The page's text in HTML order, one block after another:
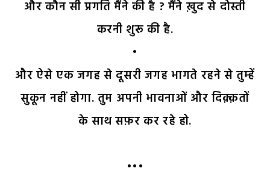
और कौन सी प्रगति मैंने की है ? मैंने ख़ुद से दोस्ती
करनी शुरू की है.
•
और ऐसे एक जगह से दूसरी जगह भागते रहने से तुम्हें
सुकून नहीं होगा. तुम अपनी भावनाओं और दिक़्क़तों
के साथ सफ़र कर रहे हो.
•••